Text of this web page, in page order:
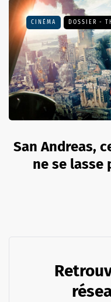
CINÉMA DOSSIER -
San Andreas,
ne se lasse